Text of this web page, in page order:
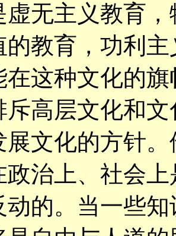
虚无主义教育
的教育，功利
在这种文化的
斥高层文化和
展文化的方针
政治上、社会
动的。当一些